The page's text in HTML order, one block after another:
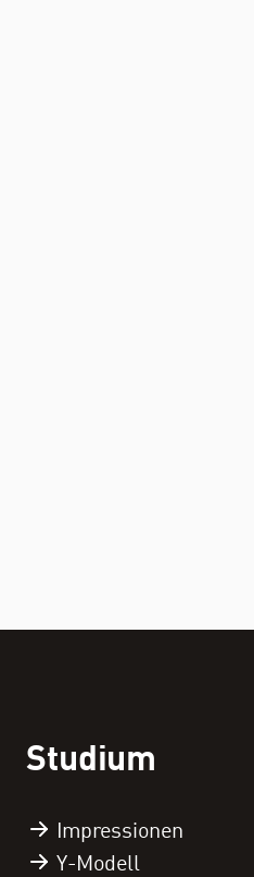
Studium
Impressionen
Y-Modell